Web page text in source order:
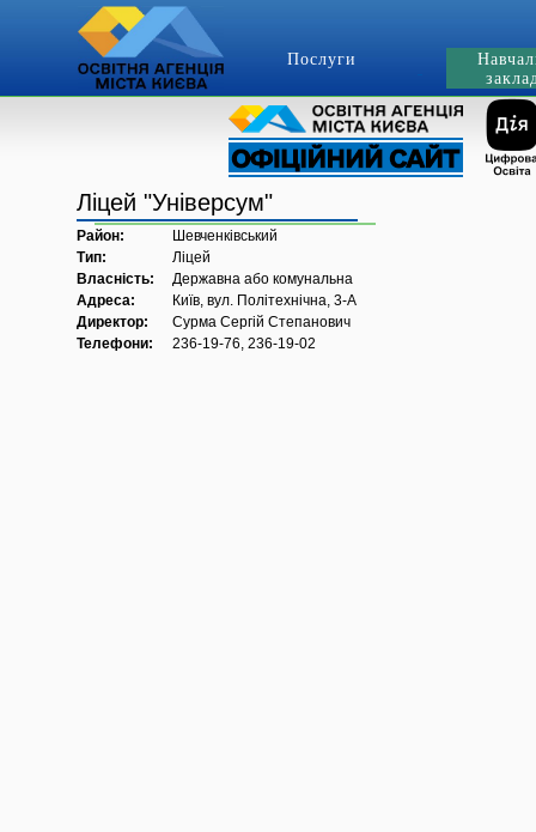
Послуги
Ліцей "Універсум"
Район:
Шевченківський
Тип:
Ліцей
Власність:
Державна або комунальна
Адреса:
Київ, вул. Політехнічна, 3-А
Директор:
Сурма Сергій Степанович
Телефони:
236-19-76, 236-19-02